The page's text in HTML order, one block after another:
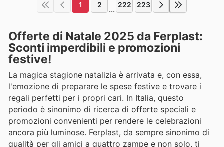
1 2 ... 222 223
Offerte di Natale 2025 da Ferplast:
Sconti imperdibili e promozioni
festive!
La magica stagione natalizia è arrivata e, con essa,
l'emozione di preparare le spese festive e trovare i
regali perfetti per i propri cari. In Italia, questo
periodo è sinonimo di ricerca di offerte speciali e
promozioni convenienti per rendere le celebrazioni
ancora più luminose. Ferplast, da sempre sinonimo di
qualità per gli amici a quattro zampe e non solo, ti